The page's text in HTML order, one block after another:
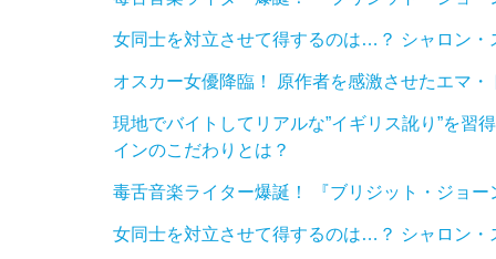
女同士を対立させて得するのは…？ シャロン
オスカー女優降臨！ 原作者を感激させたエマ・
現地でバイトしてリアルな”イギリス訛り”を習
インのこだわりとは？
毒舌音楽ライター爆誕！ 『ブリジット・ジョ
女同士を対立させて得するのは…？ シャロン